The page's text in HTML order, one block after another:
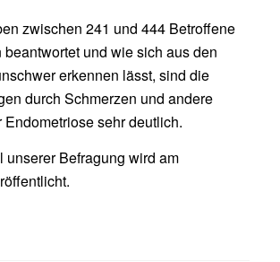
zwischen 241 und 444 Betroffene
beantwortet und wie sich aus den
erkennen lässt, sind die
durch Schmerzen und andere
sehr deutlich.
unserer Befragung wird am